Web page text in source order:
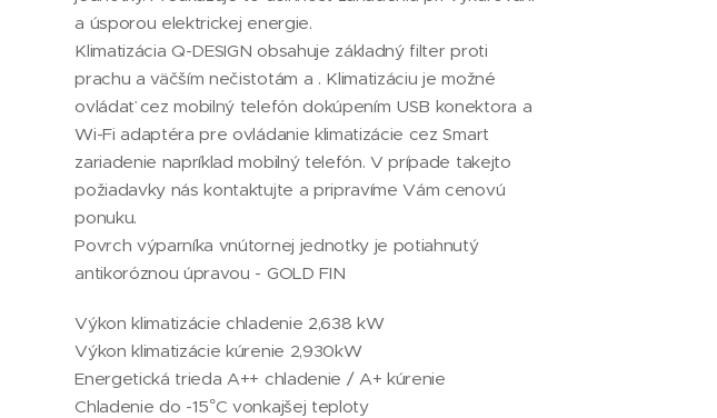
a úsporou elektrickej energie.
Klimatizácia Q-DESIGN obsahuje základný filter proti
prachu a väčším nečistotám a . Klimatizáciu je možné
ovládať cez mobilný telefón dokúpením USB konektora a
Wi-Fi adaptéra pre ovládanie klimatizácie cez Smart
zariadenie napríklad mobilný telefón. V prípade takejto
požiadavky nás kontaktujte a pripravíme Vám cenovú
ponuku.
Povrch výparníka vnútornej jednotky je potiahnutý
antikoróznou úpravou - GOLD FIN
Výkon klimatizácie chladenie 2,638 kW
Výkon klimatizácie kúrenie 2,930kW
Energetická trieda A++ chladenie / A+ kúrenie
Chladenie do -15°C vonkajšej teploty